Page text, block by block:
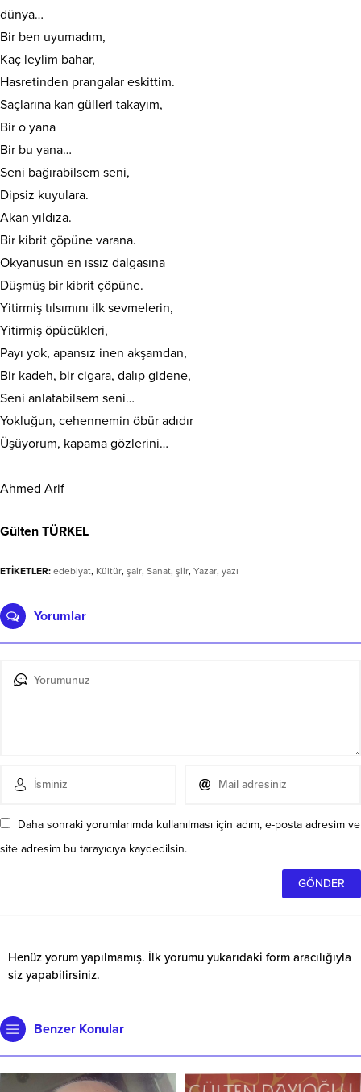
dünya…
Bir ben uyumadım,
Kaç leylim bahar,
Hasretinden prangalar eskittim.
Saçlarına kan gülleri takayım,
Bir o yana
Bir bu yana…
Seni bağırabilsem seni,
Dipsiz kuyulara.
Akan yıldıza.
Bir kibrit çöpüne varana.
Okyanusun en ıssız dalgasına
Düşmüş bir kibrit çöpüne.
Yitirmiş tılsımını ilk sevmelerin,
Yitirmiş öpücükleri,
Payı yok, apansız inen akşamdan,
Bir kadeh, bir cigara, dalıp gidene,
Seni anlatabilsem seni…
Yokluğun, cehennemin öbür adıdır
Üşüyorum, kapama gözlerini…
Ahmed Arif
Gülten TÜRKEL
ETİKETLER: edebiyat, Kültür, şair, Sanat, şiir, Yazar, yazı
Yorumlar
Daha sonraki yorumlarımda kullanılması için adım, e-posta adresim ve
site adresim bu tarayıcıya kaydedilsin.
Henüz yorum yapılmamış. İlk yorumu yukarıdaki form aracılığıyla
siz yapabilirsiniz.
Benzer Konular